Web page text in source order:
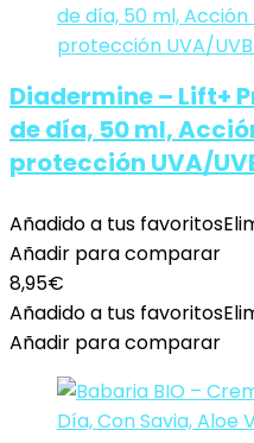
Diadermine – Lift+
de día, 50 ml,
protección UVA/
Añadido a tus favoritos
Añadir para comparar
8,95€
Añadido a tus favoritos
Añadir para comparar